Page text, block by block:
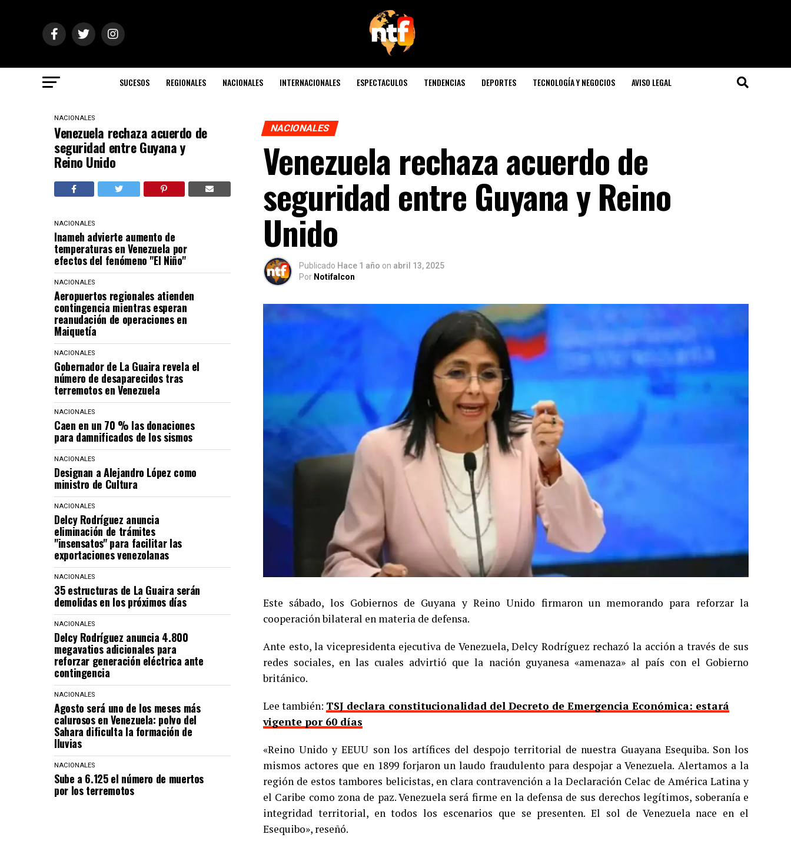
SUCESOS REGIONALES NACIONALES INTERNACIONALES ESPECTACULOS TENDENCIAS DEPORTES TECNOLOGÍA Y NEGOCIOS AVISO LEGAL
NACIONALES
Venezuela rechaza acuerdo de
seguridad entre Guyana y
Reino Unido
NACIONALES
Inameh advierte aumento de
temperaturas en Venezuela por
efectos del fenómeno "El Niño"
NACIONALES
Aeropuertos regionales atienden
contingencia mientras esperan
reanudación de operaciones en
Maiquetía
NACIONALES
Gobernador de La Guaira revela el
número de desaparecidos tras
terremotos en Venezuela
NACIONALES
Caen en un 70 % las donaciones
para damnificados de los sismos
NACIONALES
Designan a Alejandro López como
ministro de Cultura
NACIONALES
Delcy Rodríguez anuncia
eliminación de trámites
"insensatos" para facilitar las
exportaciones venezolanas
NACIONALES
35 estructuras de La Guaira serán
demolidas en los próximos días
NACIONALES
Delcy Rodríguez anuncia 4.800
megavatios adicionales para
reforzar generación eléctrica ante
contingencia
NACIONALES
Agosto será uno de los meses más
calurosos en Venezuela: polvo del
Sahara dificulta la formación de
lluvias
NACIONALES
Sube a 6.125 el número de muertos
por los terremotos
NACIONALES
Venezuela rechaza acuerdo de
seguridad entre Guyana y Reino
Unido
Publicado Hace 1 año on abril 13, 2025
Por Notifalcon
Este sábado, los Gobiernos de Guyana y Reino Unido firmaron un memorando para reforzar la
cooperación bilateral en materia de defensa.
Ante esto, la vicepresidenta ejecutiva de Venezuela, Delcy Rodríguez rechazó la acción a través de sus
redes sociales, en las cuales advirtió que la nación guyanesa «amenaza» al país con el Gobierno
británico.
Lee también: TSJ declara constitucionalidad del Decreto de Emergencia Económica: estará
vigente por 60 días
«Reino Unido y EEUU son los artífices del despojo territorial de nuestra Guayana Esequiba. Son los
mismos actores que en 1899 forjaron un laudo fraudulento para despojar a Venezuela. Alertamos a la
región de estos tambores belicistas, en clara contravención a la Declaración Celac de América Latina y
el Caribe como zona de paz. Venezuela será firme en la defensa de sus derechos legítimos, soberanía e
integridad territorial, en todos los escenarios que se presenten. El sol de Venezuela nace en el
Esequibo», reseñó.